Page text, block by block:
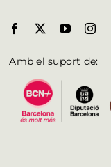
Amb el suport de: